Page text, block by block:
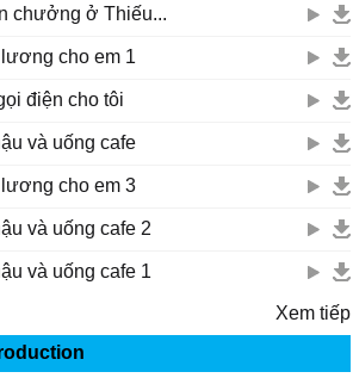
chưởng ở Thiếu...
cho em 1
điện cho tôi
và uống cafe
cho em 3
và uống cafe 2
và uống cafe 1
Xem tiếp